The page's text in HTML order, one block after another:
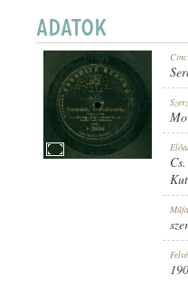
SZERENÁD
1906 KÖRÜL
Cím: